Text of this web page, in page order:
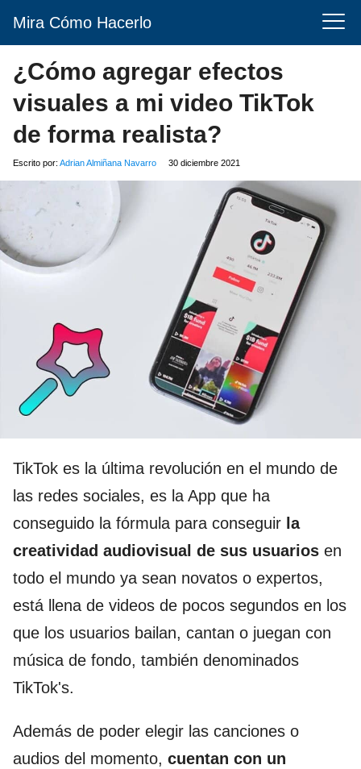
Mira Cómo Hacerlo
¿Cómo agregar efectos
visuales a mi video TikTok
de forma realista?
Escrito por: Adrian Almiñana Navarro 30 diciembre 2021
TikTok es la última revolución en el mundo de
las redes sociales, es la App que ha
conseguido la fórmula para conseguir la
creatividad audiovisual de sus usuarios en
todo el mundo ya sean novatos o expertos,
está llena de videos de pocos segundos en los
que los usuarios bailan, cantan o juegan con
música de fondo, también denominados
TikTok's.
Además de poder elegir las canciones o
audios del momento, cuentan con un